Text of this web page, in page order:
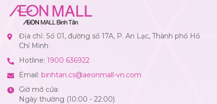
Địa chỉ: Số 01, đường số 17A, P. An Lạc, Thành phố Hồ
Chí Minh
Hotline: 1900 636922
Email: binhtan.cs@aeonmall-vn.com
Giờ mở cửa:
Ngày thường (10:00 - 22:00)